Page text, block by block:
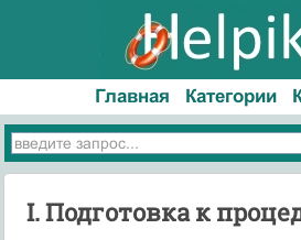
Главная Категории
I. Подготовка к